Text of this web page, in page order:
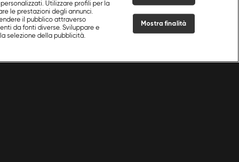
Utilizzare profili per la
le prestazioni degli annunci.
il pubblico attraverso
da fonti diverse. Sviluppare e
selezione della pubblicità.
Mostra finalità